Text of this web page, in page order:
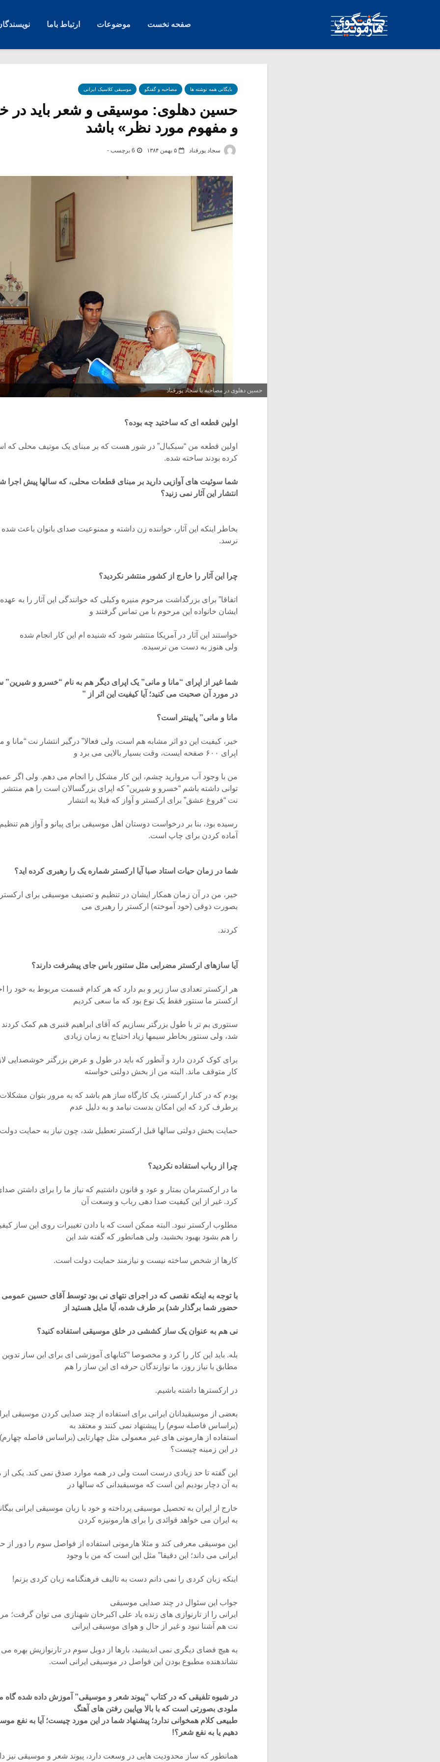
صفحه نخست موضوعات ارتباط باما
بایگانی همه نوشته ها مصاحبه و گفتگو موسیقی کلاسیک ایرانی
حسین دهلوی: موسیقی و شعر باید در
و مفهوم مورد نظر» باشد
سجاد پورقناد ۵ بهمن ۱۳۸۴ 6 برچسب -
حسین دهلوی در مصاحبه با سجاد پورقناد
اولین قطعه ای که ساختید چه بوده؟
اولین قطعه من “سبکبال” در شور هست که بر مبنای یک موتیف محلی که
کرده بودند ساخته شده.
شما سوئیت های آوازیی دارید بر مبنای قطعات محلی، که سالها پیش اجرا
انتشار این آثار نمی زنید؟
بخاطر اینکه این آثار، خواننده زن داشته و ممنوعیت صدای بانوان باعث شده
نرسد.
چرا این آثار را خارج از کشور منتشر نکردید؟
اتفاقا” برای بزرگداشت مرحوم منیره وکیلی که خوانندگی این آثار را به
ایشان خانواده این مرحوم با من تماس گرفتند و
خواستند این آثار در آمریکا منتشر شود که شنیده ام این کار انجام شده
ولی هنوز به دست من نرسیده.
شما غیر از اپرای “مانا و مانی” یک اپرای دیگر هم به نام “خسرو و شیرین”
در مورد آن صحبت می کنید؛ آیا کیفیت این اثر از ”
مانا و مانی” پایینتر است؟
خیر، کیفیت این دو اثر مشابه هم است، ولی فعالا” درگیر انتشار نت “مانا
اپرای ۶۰۰ صفحه ایست، وقت بسیار بالایی می برد و
من با وجود آب مروارید چشم، این کار مشکل را انجام می دهم. ولی اگر
توانی داشته باشم “خسرو و شیرین” که اپرای بزرگسالان است را هم منتشر
نت “فروغ عشق” برای ارکستر و آواز که قبلا به انتشار
رسیده بود، بنا بر درخواست دوستان اهل موسیقی برای پیانو و آواز هم
آماده کردن برای چاپ است.
شما در زمان حیات استاد صبا آیا ارکستر شماره یک را رهبری کرده اید؟
خیر، من در آن زمان همکار ایشان در تنظیم و تصنیف موسیقی برای ارکستر
بصورت ذوقی (خود آموخته) ارکستر را رهبری می
کردند.
آیا سازهای ارکستر مضرابی مثل ستنور باس جای پیشرفت دارند؟
هر ارکستر تعدادی ساز زیر و بم دارد که هر کدام قسمت مربوط به خود را
ارکستر ما سنتور فقط یک نوع بود که ما سعی کردیم
سنتوری بم تر با طول بزرگتر بسازیم که آقای ابراهیم قنبری هم کمک
شد، ولی سنتور بخاطر سیمها زیاد احتیاج به زمان زیادی
برای کوک کردن دارد و آنطور که باید در طول و عرض بزرگتر خوشصدایی
کار متوقف ماند. البته من از بخش دولتی خواسته
بودم که در کنار ارکستر، یک کارگاه ساز هم باشد که به مرور بتوان مشکلات
برطرف کرد که این امکان بدست نیامد و به دلیل عدم
حمایت بخش دولتی سالها قبل ارکستر تعطیل شد، چون نیاز به حمایت
چرا از رباب استفاده نکردید؟
ما در ارکسترمان بمتار و عود و قانون داشتیم که نیاز ما را برای داشتن
کرد. غیر از این کیفیت صدا دهی رباب و وسعت آن
مطلوب ارکستر نبود. البته ممکن است که با دادن تغییرات روی این ساز
را هم بشود بهبود بخشید، ولی همانطور که گفته شد این
کارها از شخص ساخته نیست و نیازمند حمایت دولت است.
با توجه به اینکه نقصی که در اجرای نتهای نی بود توسط آقای حسین
حضور شما برگذار شد) بر طرف شده، آیا مایل هستید از
نی هم به عنوان یک ساز کششی در خلق موسیقی استفاده کنید؟
بله. باید این کار را کرد و مخصوصا “کتابهای آموزشی ای برای این ساز
مطابق با نیاز روز، ما نوازندگان حرفه ای این ساز را هم
در ارکسترها داشته باشیم.
بعضی از موسیقیدانان ایرانی برای استفاده از چند صدایی کردن موسیقی
(براساس فاصله سوم) را پیشنهاد نمی کنند و معتقد به
استفاده از هارمونی های غیر معمولی مثل چهارتایی (براساس فاصله
در این زمینه چیست؟
این گفته تا حد زیادی درست است ولی در همه موارد صدق نمی کند. یکی از
به آن دچار بودیم این است که موسیقیدانی که سالها در
خارج از ایران به تحصیل موسیقی پرداخته و خود با زبان موسیقی ایرانی
به ایران می خواهد قوائدی را برای هارمونیزه کردن
این موسیقی معرفی کند و مثلا هارمونی استفاده از فواصل سوم را دور
ایرانی می داند؛ این دقیقا” مثل این است که من با وجود
اینکه زبان کردی را نمی دانم دست به تالیف فرهنگنامه زبان کردی بزنم!
جواب این سئوال در چند صدایی موسیقی
ایرانی را از تارنوازی های زنده یاد علی اکبرخان شهنازی می توان گرفت؛
نت هم آشنا نبود و غیر از حال و هوای موسیقی ایرانی
به هیچ فضای دیگری نمی اندیشید، بارها از دوبل سوم در تارنوازیش بهره می
نشاندهنده مطبوع بودن این فواصل در موسیقی ایرانی است.
در شیوه تلفیقی که در کتاب “پیوند شعر و موسیقی” آموزش داده شده گاه
ملودی بصورتی است که با بالا وپایین رفتن های آهنگ
طبیعی کلام همخوانی ندارد؛ پیشنهاد شما در این مورد چیست؛ آیا به نفع
دهیم یا به نفع شعر؟!
همانطور که ساز محدودیت هایی در وسعت دارد، پیوند شعر و موسیقی نیز